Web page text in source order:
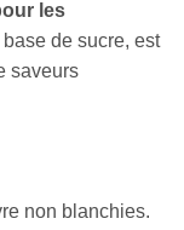
les
de sucre, est
saveurs
non blanchies.